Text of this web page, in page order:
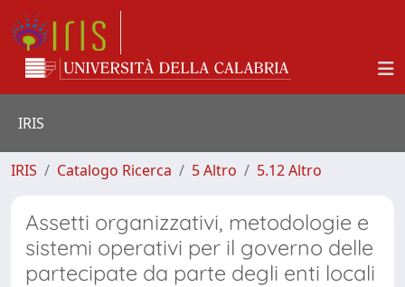
IRIS
IRIS Catalogo Ricerca 5 Altro 5.12 Altro
Assetti organizzativi, metodologie e
sistemi operativi per il governo delle
partecipate da parte degli enti locali